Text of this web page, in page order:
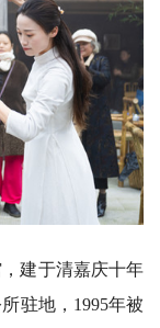
建于清嘉庆十年
驻地，1995年被